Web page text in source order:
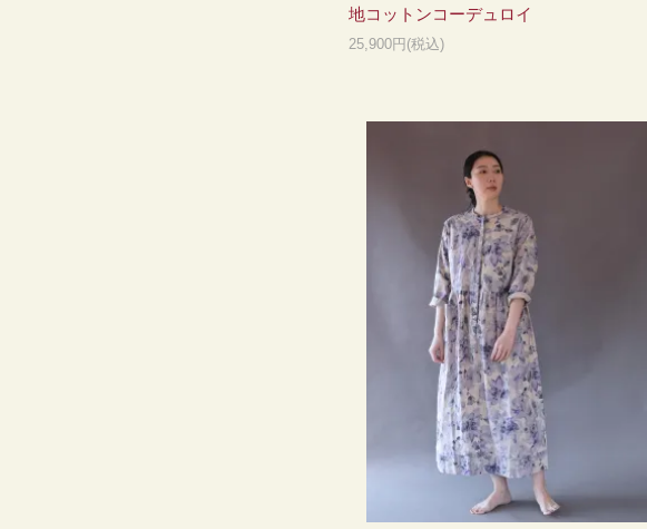
地コットンコーデュロイ
25,900円(税込)